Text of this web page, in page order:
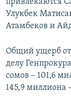
привлекаются
Улукбек
Атамбеков и
Общий ущерб
делу
сомов – 101,6
145,9 миллиона